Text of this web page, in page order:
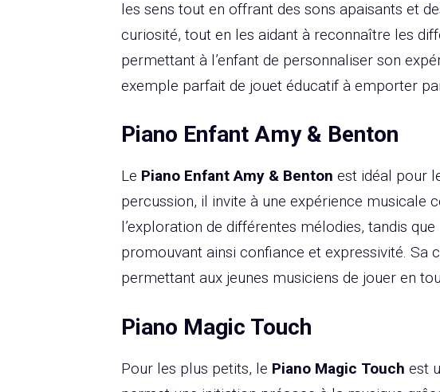
les sens tout en offrant des sons apaisants et
curiosité, tout en les aidant à reconnaître les
permettant à l’enfant de personnaliser son
exemple parfait de jouet éducatif à emporter
Piano Enfant Amy & Benton
Le Piano Enfant Amy & Benton est idéal pour
percussion, il invite à une expérience musicale
l’exploration de différentes mélodies, tandis
promouvant ainsi confiance et expressivité. Sa
permettant aux jeunes musiciens de jouer en
Piano Magic Touch
Pour les plus petits, le Piano Magic Touch est